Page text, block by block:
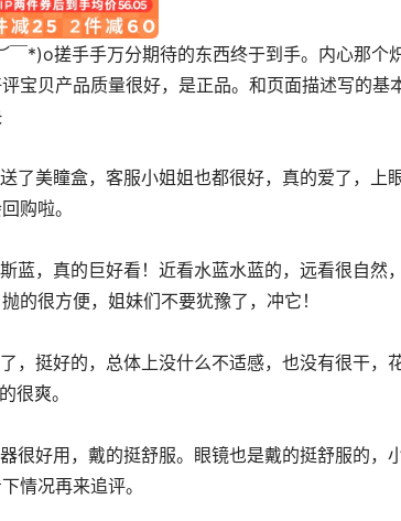
宝贝产品质量很好，是正品。和页面描述写的基
购啦。
的很方便，姐妹们不要犹豫了，冲它！
很爽。
情况再来追评。